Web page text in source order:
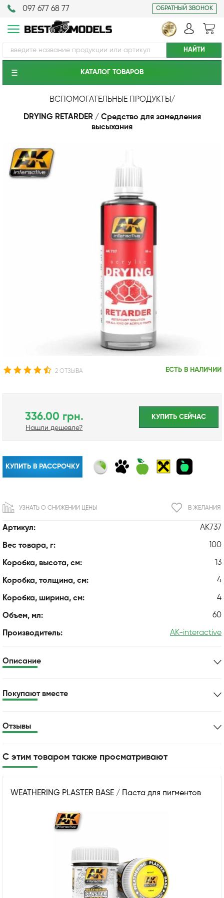
097 677 68 77 ОБРАТНЫЙ ЗВОНОК
КАТАЛОГ ТОВАРОВ
ВСПОМОГАТЕЛЬНЫЕ ПРОДУКТЫ /
DRYING RETARDER / Средство для замедления
высыхания
2 ОТЗЫВА ЕСТЬ В НАЛИЧИИ
Артикул: AK737
Вес товара, г: 100
Коробка, высота, см: 13
Коробка, толщина, см: 4
Коробка, ширина, см: 4
Объем, мл: 60
Производитель: AK-interactive
336.00 грн.
Нашли дешевле?
КУПИТЬ CЕЙЧАС
КУПИТЬ В РАССРОЧКУ
В ЖЕЛАНИЯ
УЗНАТЬ О СНИЖЕНИИ ЦЕНЫ
Описание
Покупают вместе
Отзывы
С этим товаром также просматривают
WEATHERING PLASTER BASE / Паста для пигментов